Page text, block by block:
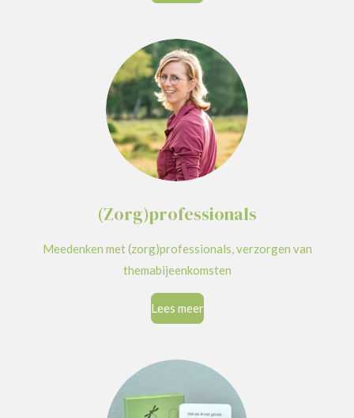
(Zorg)professionals
Meedenken met (zorg)professionals, verzorgen van
themabijeenkomsten
Lees meer